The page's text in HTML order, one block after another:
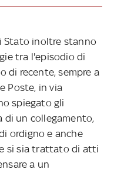
Stato inoltre stanno
tra l'episodio di
di recente, sempre a
Poste, in via
spiegato gli
di un collegamento,
ordigno e anche
si sia trattato di atti
a un